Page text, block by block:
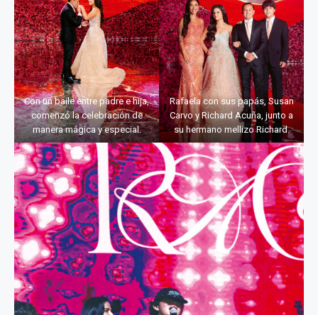
Con un baile entre padre e hija,
comenzó la celebración de
manera mágica y especial.
Rafaela con sus papás, Susan
Carvo y Richard Acuña, junto a
su hermano mellizo Richard.